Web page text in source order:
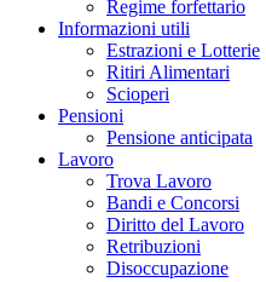
Regime forfettario
Informazioni utili
Estrazioni e Lotterie
Ritiri Alimentari
Scioperi
Pensioni
Pensione anticipata
Lavoro
Trova Lavoro
Bandi e Concorsi
Diritto del Lavoro
Retribuzioni
Disoccupazione